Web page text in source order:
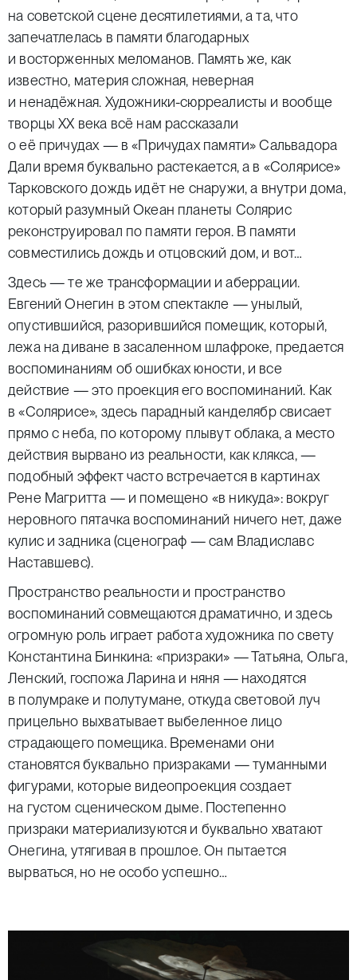
на советской сцене десятилетиями, а та, что
запечатлелась в памяти благодарных
и восторженных меломанов. Память же, как
известно, материя сложная, неверная
и ненадёжная. Художники-сюрреалисты и вообще
творцы ХХ века всё нам рассказали
о её причудах — в «Причудах памяти» Сальвадора
Дали время буквально растекается, а в «Солярисе»
Тарковского дождь идёт не снаружи, а внутри дома,
который разумный Океан планеты Солярис
реконструировал по памяти героя. В памяти
совместились дождь и отцовский дом, и вот…
Здесь — те же трансформации и аберрации.
Евгений Онегин в этом спектакле — унылый,
опустившийся, разорившийся помещик, который,
лежа на диване в засаленном шлафроке, предается
воспоминаниям об ошибках юности, и все
действие — это проекция его воспоминаний. Как
в «Солярисе», здесь парадный канделябр свисает
прямо с неба, по которому плывут облака, а место
действия вырвано из реальности, как клякса, —
подобный эффект часто встречается в картинах
Рене Магритта — и помещено «в никуда»: вокруг
неровного пятачка воспоминаний ничего нет, даже
кулис и задника (сценограф — сам Владиславс
Наставшевс).
Пространство реальности и пространство
воспоминаний совмещаются драматично, и здесь
огромную роль играет работа художника по свету
Константина Бинкина: «призраки» — Татьяна, Ольга,
Ленский, госпожа Ларина и няня — находятся
в полумраке и полутумане, откуда световой луч
прицельно выхватывает выбеленное лицо
страдающего помещика. Временами они
становятся буквально призраками — туманными
фигурами, которые видеопроекция создает
на густом сценическом дыме. Постепенно
призраки материализуются и буквально хватают
Онегина, утягивая в прошлое. Он пытается
вырваться, но не особо успешно…